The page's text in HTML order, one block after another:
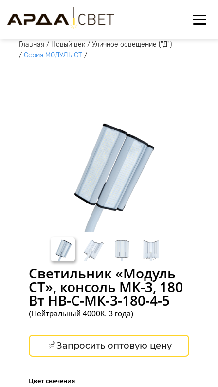
Главная / Новый век / Уличное освещение ("Д")
/ Серия МОДУЛЬ СТ /
Светильник «Модуль
СТ», консоль МК-3, 180
Вт НВ-C-МК-3-180-4-5
(Нейтральный 4000К, 3 года)
Запросить оптовую цену
Цвет свечения